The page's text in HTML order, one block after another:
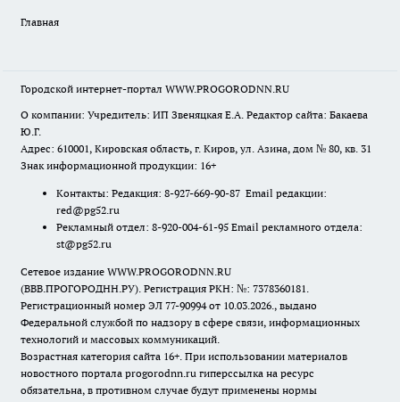
Главная
Городской интернет-портал WWW.PROGORODNN.RU
О компании: Учредитель: ИП Звеняцкая Е.А. Редактор сайта: Бакаева
Ю.Г.
Адрес: 610001, Кировская область, г. Киров, ул. Азина, дом № 80, кв. 31
Знак информационной продукции: 16+
Контакты: Редакция: 8-927-669-90-87 Email редакции:
red@pg52.ru
Рекламный отдел: 8-920-004-61-95 Email рекламного отдела:
st@pg52.ru
Сетевое издание WWW.PROGORODNN.RU
(ВВВ.ПРОГОРОДНН.РУ). Регистрация РКН: №: 7378360181.
Регистрационный номер ЭЛ 77-90994 от 10.03.2026., выдано
Федеральной службой по надзору в сфере связи, информационных
технологий и массовых коммуникаций.
Возрастная категория сайта 16+. При использовании материалов
новостного портала progorodnn.ru гиперссылка на ресурс
обязательна, в противном случае будут применены нормы